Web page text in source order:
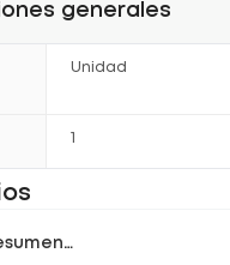
generales
Unidad